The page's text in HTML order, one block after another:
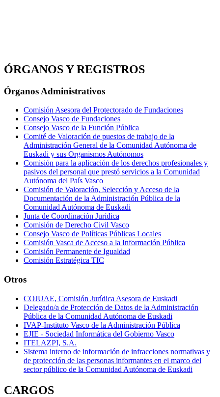
ÓRGANOS Y REGISTROS
Órganos Administrativos
Comisión Asesora del Protectorado de Fundaciones
Consejo Vasco de Fundaciones
Consejo Vasco de la Función Pública
Comité de Valoración de puestos de trabajo de la
Administración General de la Comunidad Autónoma de
Euskadi y sus Organismos Autónomos
Comisión para la aplicación de los derechos profesionales y
pasivos del personal que prestó servicios a la Comunidad
Autónoma del País Vasco
Comisión de Valoración, Selección y Acceso de la
Documentación de la Administración Pública de la
Comunidad Autónoma de Euskadi
Junta de Coordinación Jurídica
Comisión de Derecho Civil Vasco
Consejo Vasco de Políticas Públicas Locales
Comisión Vasca de Acceso a la Información Pública
Comisión Permanente de Igualdad
Comisión Estratégica TIC
Otros
COJUAE, Comisión Jurídica Asesora de Euskadi
Delegado/a de Protección de Datos de la Administración
Pública de la Comunidad Autónoma de Euskadi
IVAP-Instituto Vasco de la Administración Pública
EJIE - Sociedad Informática del Gobierno Vasco
ITELAZPI, S.A.
Sistema interno de información de infracciones normativas y
de protección de las personas informantes en el marco del
sector público de la Comunidad Autónoma de Euskadi
CARGOS